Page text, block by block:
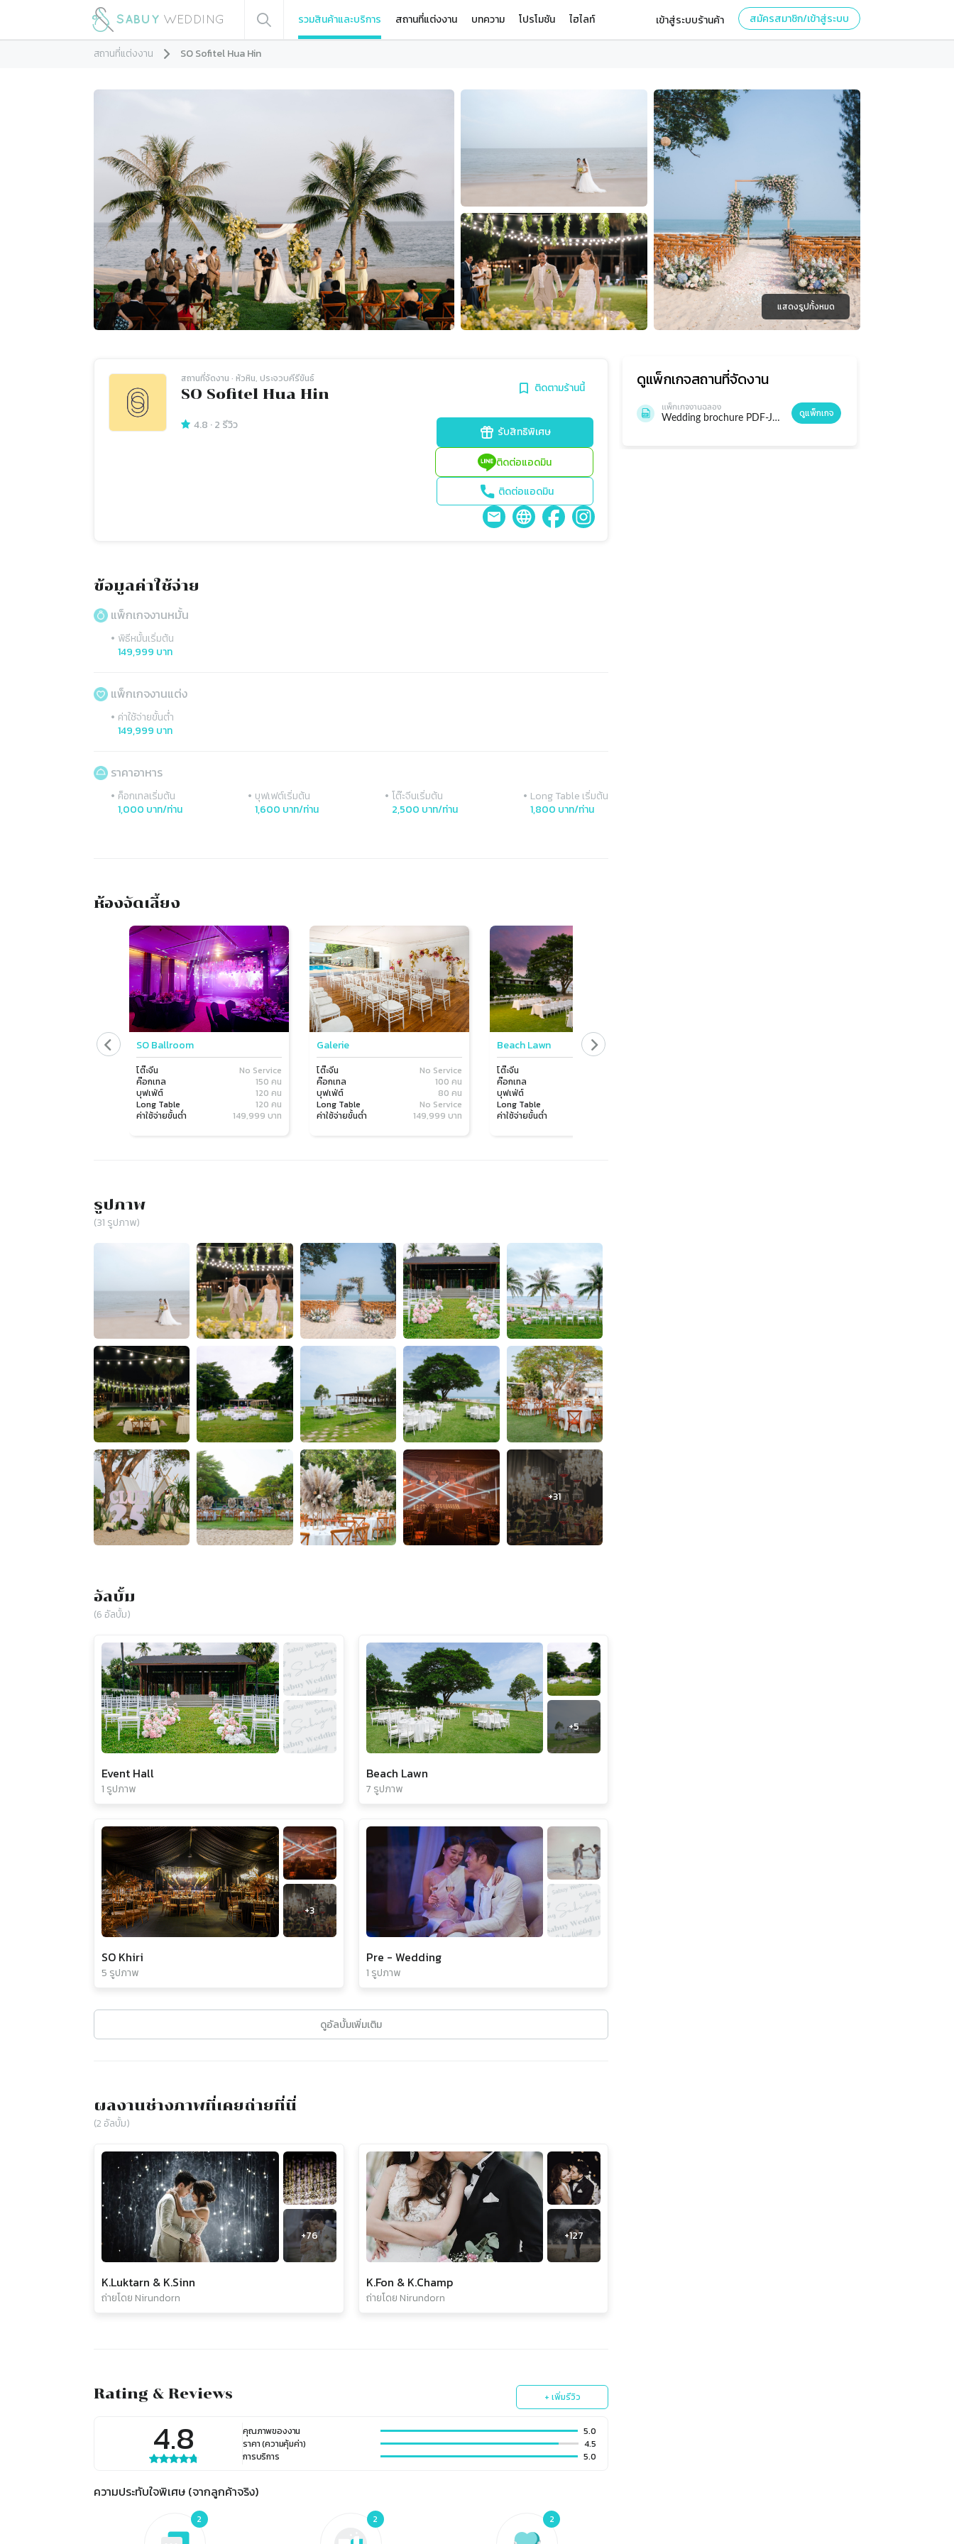
รวมสินค้าและบริการ สถานที่แต่งงาน บทความ โปรโมชัน ไฮไลท์ เข้าสู่ระบบร้านค้า สมัครสมาชิก/เข้าสู่ระบบ
สถานที่แต่งงาน SO Sofitel Hua Hin
แสดงรูปทั้งหมด
สถานที่จัดงาน · หัวหิน, ประจวบคีรีขันธ์
SO Sofitel Hua Hin ติดตามร้านนี้
4.8 ·2 รีวิว รับสิทธิพิเศษ
ติดต่อแอดมิน
ติดต่อแอดมิน
ข้อมูลค่าใช้จ่าย
แพ็กเกจงานหมั้น
• พิธีหมั้นเริ่มต้น
149,999 บาท
แพ็กเกจงานแต่ง
• ค่าใช้จ่ายขั้นต่ำ
149,999 บาท
ราคาอาหาร
• ค็อกเทลเริ่มต้น
1,000 บาท/ท่าน
• บุฟเฟต์เริ่มต้น
1,600 บาท/ท่าน
• โต๊ะจีนเริ่มต้น
2,500 บาท/ท่าน
• Long Table เริ่มต้น
1,800 บาท/ท่าน
ห้องจัดเลี้ยง
Slide 1 of 5
SO Ballroom
โต๊ะจีน
No Service
ค๊อกเทล
150 คน
บุฟเฟ่ต์
120 คน
Long Table
120 คน
ค่าใช้จ่ายขั้นต่ำ
149,999 บาท
Galerie
โต๊ะจีน
No Service
ค๊อกเทล
100 คน
บุฟเฟ่ต์
80 คน
Long Table
No Service
ค่าใช้จ่ายขั้นต่ำ
149,999 บาท
Beach Lawn
โต๊ะจีน
ค๊อกเทล
บุฟเฟ่ต์
Long Table
ค่าใช้จ่ายขั้นต่ำ
รูปภาพ
(31 รูปภาพ)
อัลบั้ม
(6 อัลบั้ม)
Event Hall
1 รูปภาพ
+5
Beach Lawn
7 รูปภาพ
+3
SO Khiri
5 รูปภาพ
Pre - Wedding
1 รูปภาพ
ดูอัลบั้มเพิ่มเติม
ผลงานช่างภาพที่เคยถ่ายที่นี่
(2 อัลบั้ม)
+76
K.Luktarn & K.Sinn
ถ่ายโดย Nirundorn
+127
K.Fon & K.Champ
ถ่ายโดย Nirundorn
Rating & Reviews + เพิ่มรีวิว
4.8 คุณภาพของงาน
5.0
ราคา (ความคุ้มค่า)
4.5
การบริการ
5.0
ความประทับใจพิเศษ (จากลูกค้าจริง)
2 2 2
ดูแพ็กเกจสถานที่จัดงาน
แพ็กเกจงานฉลอง
Wedding brochure PDF-July update.pdf ดูแพ็กเกจ